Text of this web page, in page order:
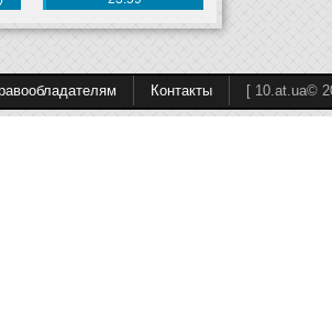
Контакты [ 10.at.ua©